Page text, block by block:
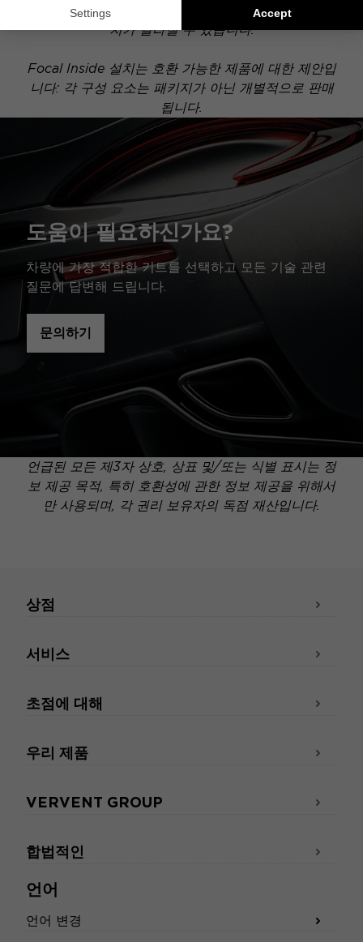
이 장착되어 있는 경우, 도면에 표시된 구성 요소의 위
치가 달라질 수 있습니다.
Focal Inside 설치는 호환 가능한 제품에 대한 제안입
니다: 각 구성 요소는 패키지가 아닌 개별적으로 판매
됩니다.
도움이 필요하신가요?
차량에 가장 적합한 키트를 선택하고 모든 기술 관련
질문에 답변해 드립니다.
문의하기
언급된 모든 제3자 상호, 상표 및/또는 식별 표시는 정
보 제공 목적, 특히 호환성에 관한 정보 제공을 위해서
만 사용되며, 각 권리 보유자의 독점 재산입니다.
언어
언어 변경
상점
서비스
초점에 대해
우리 제품
VERVENT GROUP
합법적인